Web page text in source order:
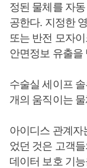
정된 물체를 자
공한다. 지정한
또는 반전 모자
안면정보 유출을
수술실 세이프
개의 움직이는
아이디스 관계자
었던 것은 고객
데이터 보호 기